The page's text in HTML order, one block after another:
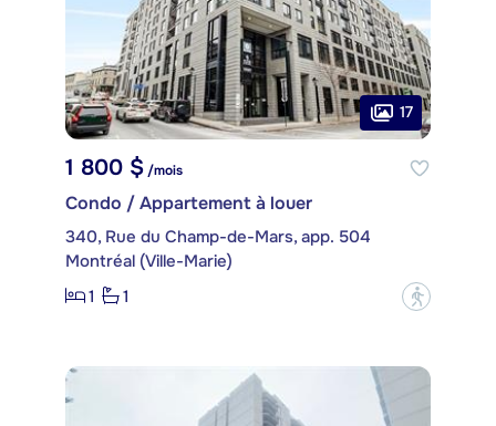
17
1 800 $ /mois
Condo / Appartement à louer
340, Rue du Champ-de-Mars, app. 504
Montréal (Ville-Marie)
1
1 ?